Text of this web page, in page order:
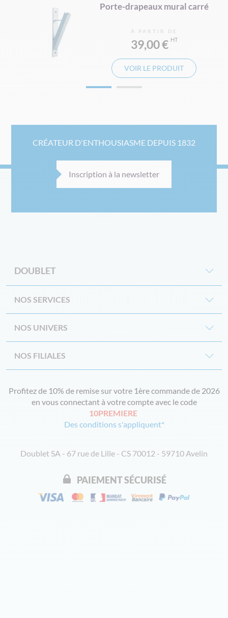
Porte-drapeaux mural carré
À PARTIR DE
39,00 €
VOIR LE PRODUIT
CRÉATEUR D'ENTHOUSIASME DEPUIS 1832
Inscription à la newsletter
DOUBLET
NOS SERVICES
NOS UNIVERS
NOS FILIALES
Profitez de 10% de remise sur votre 1ère commande de 2026
en vous connectant à votre compte avec le code
10PREMIERE
Des conditions s'appliquent*
Doublet SA - 67 rue de Lille - CS 70012 - 59710 Avelin
PAIEMENT SÉCURISÉ